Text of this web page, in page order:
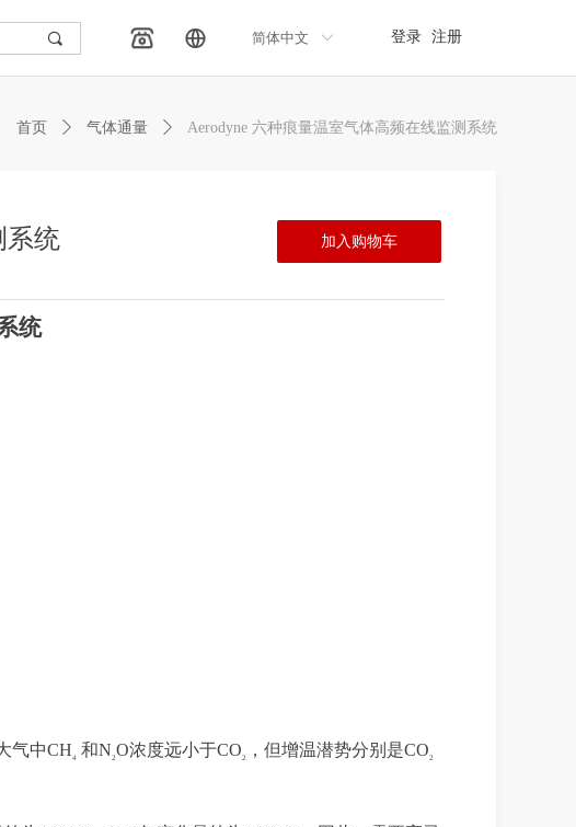
ꀅ
简体中文 登录 注册
끠
系统
统
气中CH4 和N2O浓度远小于CO2 ，但增温潜势分别是CO2
加入购物车
首页 ꄲ 气体通量 ꄲ Aerodyne 六种痕量温室气体高频在线监测系统